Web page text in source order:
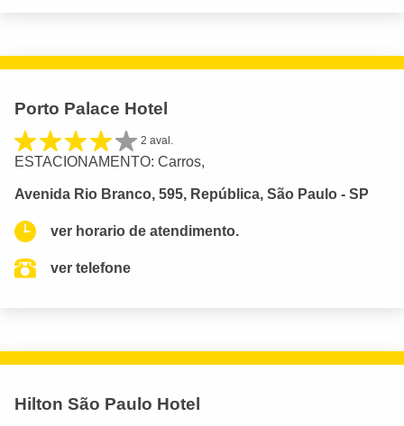
Porto Palace Hotel
2 aval.
ESTACIONAMENTO: Carros,
Avenida Rio Branco, 595, República, São Paulo - SP
ver horario de atendimento.
ver telefone
Hilton São Paulo Hotel